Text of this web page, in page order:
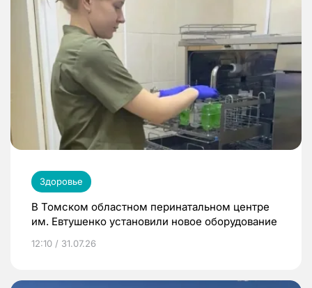
Здоровье
В Томском областном перинатальном центре
им. Евтушенко установили новое оборудование
12:10 / 31.07.26